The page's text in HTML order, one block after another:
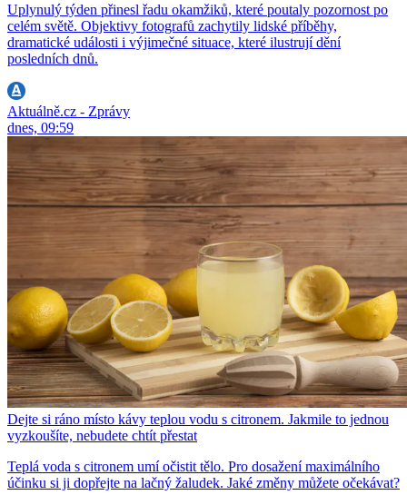
Uplynulý týden přinesl řadu okamžiků, které poutaly pozornost po
celém světě. Objektivy fotografů zachytily lidské příběhy,
dramatické události i výjimečné situace, které ilustrují dění
posledních dnů.
Aktuálně.cz - Zprávy
dnes, 09:59
Dejte si ráno místo kávy teplou vodu s citronem. Jakmile to jednou
vyzkoušíte, nebudete chtít přestat
Teplá voda s citronem umí očistit tělo. Pro dosažení maximálního
účinku si ji dopřejte na lačný žaludek. Jaké změny můžete očekávat?